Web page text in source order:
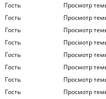
Гость
Просмотр
Гость
Просмотр
Гость
Просмотр
Гость
Просмотр
Гость
Просмотр
Гость
Просмотр
Гость
Просмотр
Гость
Просмотр